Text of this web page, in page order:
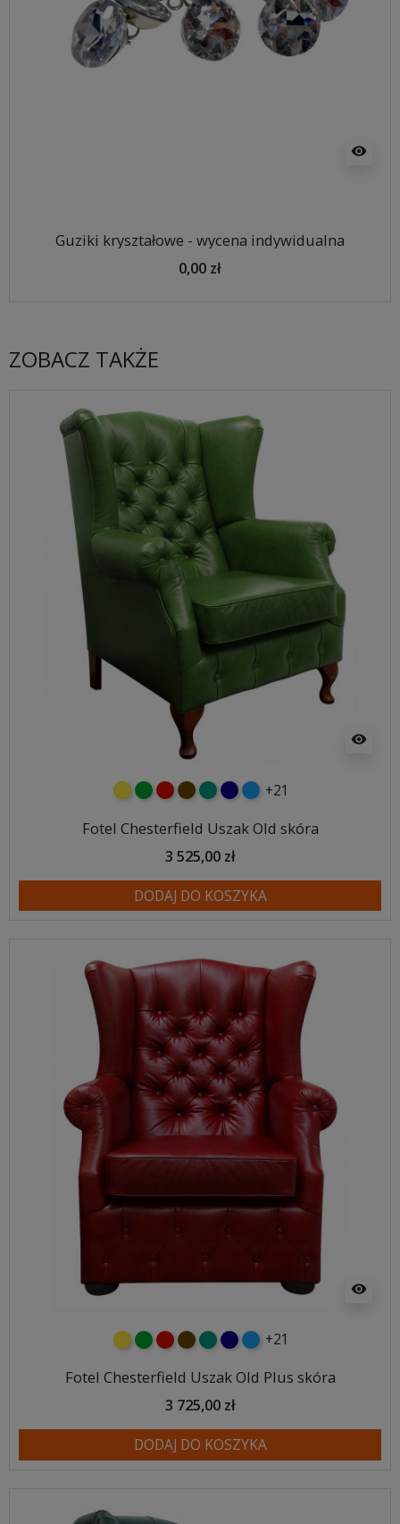
visibility
Guziki kryształowe - wycena indywidualna
0,00 zł
ZOBACZ TAKŻE
visibility
żółtyzielonyczerwony
czekoladowy
turkusowy
granatowy
niebieski
+21
Fotel Chesterfield Uszak Old skóra
3 525,00 zł
DODAJ DO KOSZYKA
visibility
żółtyzielonyczerwony
czekoladowy
turkusowy
granatowy
niebieski
+21
Fotel Chesterfield Uszak Old Plus skóra
3 725,00 zł
DODAJ DO KOSZYKA